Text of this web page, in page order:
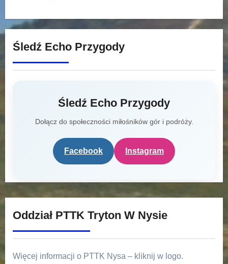
Śledź Echo Przygody
Śledź Echo Przygody
Dołącz do społeczności miłośników gór i podróży.
Facebook Instagram
Oddział PTTK Tryton W Nysie
Więcej informacji o PTTK Nysa – kliknij w logo.